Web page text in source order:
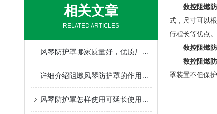
相关文章
RELATED ARTICLES
风琴防护罩哪家质量好，优质厂家定制不得了
详细介绍阻燃风琴防护罩的作用及应用中出现问题的解决方案
风琴防护罩怎样使用可延长使用寿命
数控阻燃
式，尺寸可以
行程长等优点
数控阻燃
数控阻燃
罩装置不但保